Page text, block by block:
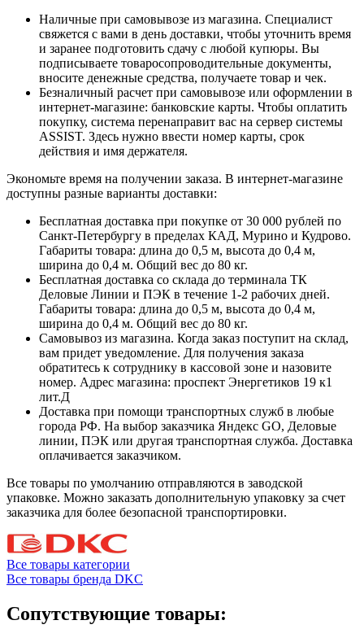
Наличные при самовывозе из магазина. Специалист
свяжется с вами в день доставки, чтобы уточнить время
и заранее подготовить сдачу с любой купюры. Вы
подписываете товаросопроводительные документы,
вносите денежные средства, получаете товар и чек.
Безналичный расчет при самовывозе или оформлении в
интернет-магазине: банковские карты. Чтобы оплатить
покупку, система перенаправит вас на сервер системы
ASSIST. Здесь нужно ввести номер карты, срок
действия и имя держателя.
Экономьте время на получении заказа. В интернет-магазине
доступны разные варианты доставки:
Бесплатная доставка при покупке от 30 000 рублей по
Санкт-Петербургу в пределах КАД, Мурино и Кудрово.
Габариты товара: длина до 0,5 м, высота до 0,4 м,
ширина до 0,4 м. Общий вес до 80 кг.
Бесплатная доставка со склада до терминала ТК
Деловые Линии и ПЭК в течение 1-2 рабочих дней.
Габариты товара: длина до 0,5 м, высота до 0,4 м,
ширина до 0,4 м. Общий вес до 80 кг.
Самовывоз из магазина. Когда заказ поступит на склад,
вам придет уведомление. Для получения заказа
обратитесь к сотруднику в кассовой зоне и назовите
номер. Адрес магазина: проспект Энергетиков 19 к1
лит.Д
Доставка при помощи транспортных служб в любые
города РФ. На выбор заказчика Яндекс GO, Деловые
линии, ПЭК или другая транспортная служба. Доставка
оплачивается заказчиком.
Все товары по умолчанию отправляются в заводской
упаковке. Можно заказать дополнительную упаковку за счет
заказчика для более безопасной транспортировки.
Все товары категории
Все товары бренда DKC
Сопутствующие товары: